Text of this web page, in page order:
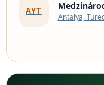
AYT
Antalya,